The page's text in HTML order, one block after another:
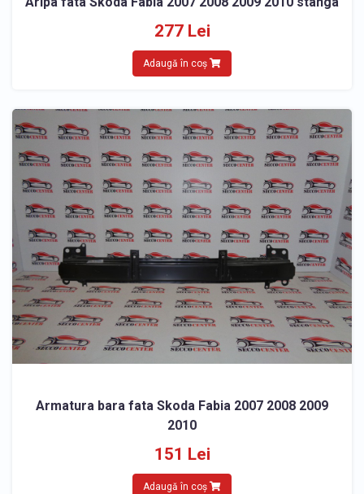
277 Lei
Adaugă în coș
Armatura bara fata Skoda Fabia 2007 2008 2009
2010
151 Lei
Adaugă în coș